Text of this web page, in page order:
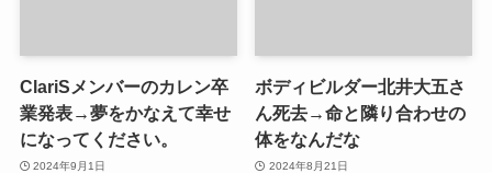
ClariSメンバーのカレン卒
業発表→夢をかなえて幸せ
になってください。
2024年9月1日
ボディビルダー北井大五さ
ん死去→命と隣り合わせの
体をなんだな
2024年8月21日